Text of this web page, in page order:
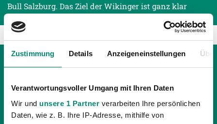
Zustimmung Details Anzeigeneinstellungen
Verantwortungsvoller Umgang mit Ihren Daten
Wir und unsere 1 Partner verarbeiten Ihre persönlichen
Daten, wie z. B. Ihre IP-Adresse, mithilfe von
Bull Salzburg. Das Ziel der Wikinger ist ganz klar